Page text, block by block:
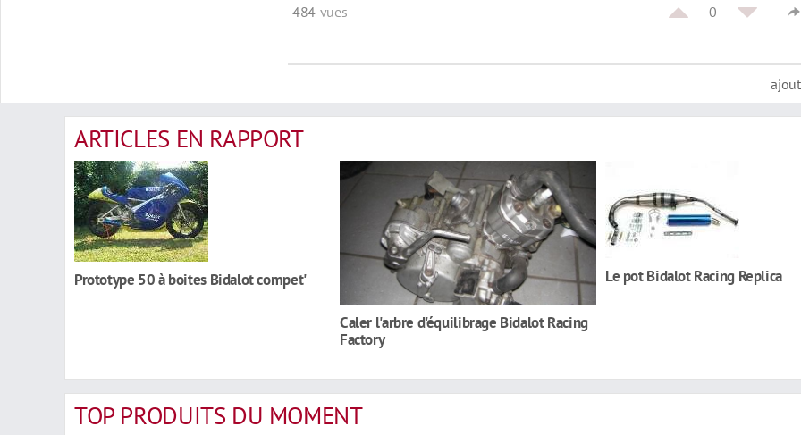
484 vues 0
ARTICLES EN RAPPORT
Prototype 50 à boites Bidalot compet'
Caler l'arbre d'équilibrage Bidalot Racing
Factory
Le pot Bidalot Racing Replica
TOP PRODUITS DU MOMENT